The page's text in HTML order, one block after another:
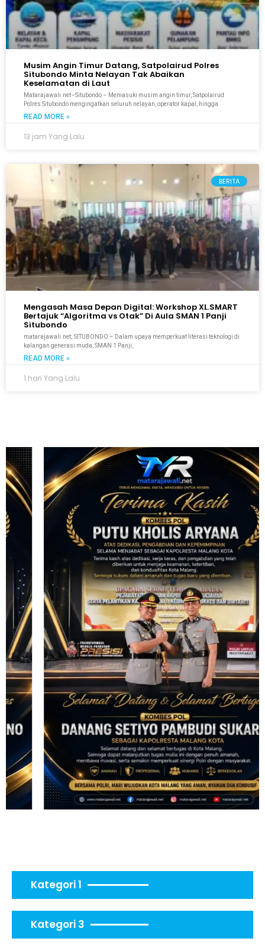
Musim Angin Timur Datang, Satpolairud Polres
Situbondo Minta Nelayan Tak Abaikan
Keselamatan di Laut
Matarajawali.net–Situbondo – Memasuki musim angin timur, Satpolairud
Polres Situbondo mengingatkan seluruh nelayan, operator kapal, hingga
READ MORE »
13 jam Yang Lalu
BERITA
Mengasah Masa Depan Digital: Workshop XL.SMART
Bertajuk “Algoritma vs Otak” Di Aula SMAN 1 Panji
Situbondo
matarajawali.net; SITUBONDO – Dalam upaya memperkuat literasi teknologi di
kalangan generasi muda, SMAN 1 Panji,
READ MORE »
1 hari Yang Lalu
Kategori 1
Kategori 3